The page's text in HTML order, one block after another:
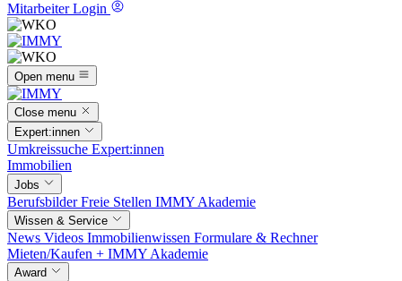
Mitarbeiter Login
Open menu
Close menu
Expert:innen
Umkreissuche Expert:innen
Immobilien
Jobs
BerufsbilderFreie Stellen IMMY Akademie
Wissen & Service
News Videos Immobilienwissen Formulare & Rechner
Mieten/Kaufen + IMMY Akademie
Award